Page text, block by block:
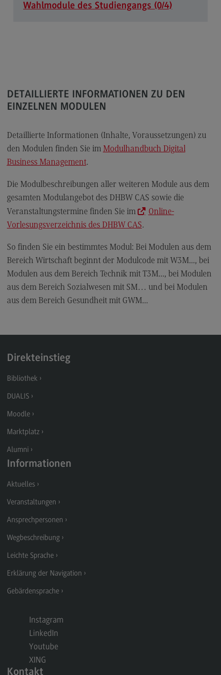
Berufsperspektiven
Finance
Finance
Berufsperspektiven
Kontakt
General Business Management
General Business Management
Modulangebot
Berufsperspektiven
Kontakt
Governance Sozialer Arbeit
Modulangebot
(External link)
Rahmenbedingungen
Modulangebot
Berufsperspektiven
Kontakt
Integrated Engineering
Integrated Engineering
Modulangebot
Kontakt
Intensive Care
Intensive Care
Wahlmodule des Studiengangs (0/4)
DETAILLIERTE INFORMATIONEN ZU DEN
EINZELNEN MODULEN
Detaillierte Informationen (Inhalte, Voraussetzungen) zu
den Modulen finden Sie im Modulhandbuch Digital
Business Management.
Die Modulbeschreibungen aller weiteren Module aus dem
gesamten Modulangebot des DHBW CAS sowie die
Veranstaltungstermine finden Sie im
Online-
Vorlesungsverzeichnis des DHBW CAS.
So finden Sie ein bestimmtes Modul: Bei Modulen aus dem
Bereich Wirtschaft beginnt der Modulcode mit W3M..., bei
Modulen aus dem Bereich Technik mit T3M..., bei Modulen
aus dem Bereich Sozialwesen mit SM… und bei Modulen
aus dem Bereich Gesundheit mit GWM...
Direkteinstieg
Bibliothek
DUALIS
Moodle
Marktplatz
Alumni
Informationen
Aktuelles
Veranstaltungen
Ansprechpersonen
Wegbeschreibung
Leichte Sprache
Erklärung der Navigation
Gebärdensprache
Instagram
LinkedIn
Youtube
XING
Kontakt